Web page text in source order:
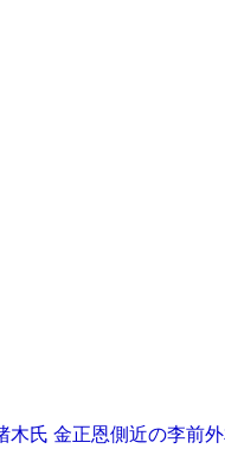
木氏 金正恩側近の李前